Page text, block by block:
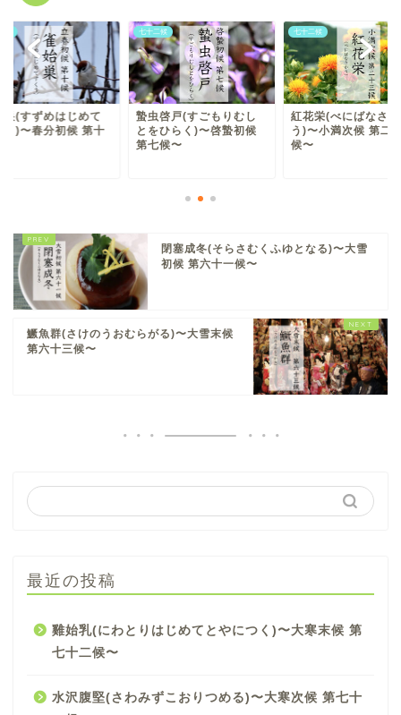
巣(すずめはじめて
う)〜春分初候 第十
七十二候
蟄虫啓戸(すごもりむし
とをひらく)〜啓蟄初候
第七候〜
七十二候
紅花栄(べにばなさか
う)〜小満次候 第二
候〜
閉塞成冬(そらさむくふゆとなる)〜大雪
初候 第六十一候〜
鱖魚群(さけのうおむらがる)〜大雪末候
第六十三候〜
最近の投稿
雞始乳(にわとりはじめてとやにつく)〜大寒末候 第
七十二候〜
水沢腹堅(さわみずこおりつめる)〜大寒次候 第七十